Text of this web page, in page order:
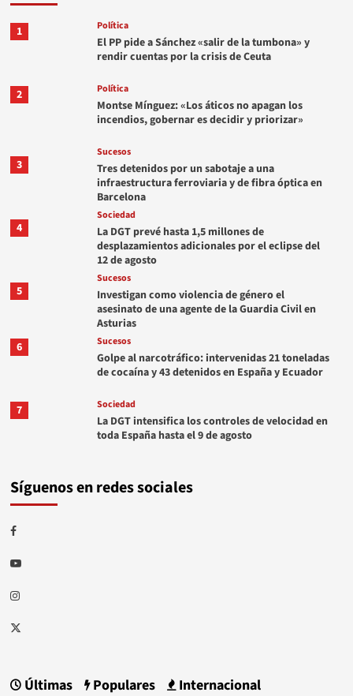
1 Política
El PP pide a Sánchez «salir de la tumbona» y
rendir cuentas por la crisis de Ceuta
2 Política
Montse Mínguez: «Los áticos no apagan los
incendios, gobernar es decidir y priorizar»
3
Sucesos
Tres detenidos por un sabotaje a una
infraestructura ferroviaria y de fibra óptica en
Barcelona
4
Sociedad
La DGT prevé hasta 1,5 millones de
desplazamientos adicionales por el eclipse del
12 de agosto
5
Sucesos
Investigan como violencia de género el
asesinato de una agente de la Guardia Civil en
Asturias
6
Sucesos
Golpe al narcotráfico: intervenidas 21 toneladas
de cocaína y 43 detenidos en España y Ecuador
7 Sociedad
La DGT intensifica los controles de velocidad en
toda España hasta el 9 de agosto
Síguenos en redes sociales
Facebook
Youtube
Instagram
Twitter
Últimas Populares Internacional